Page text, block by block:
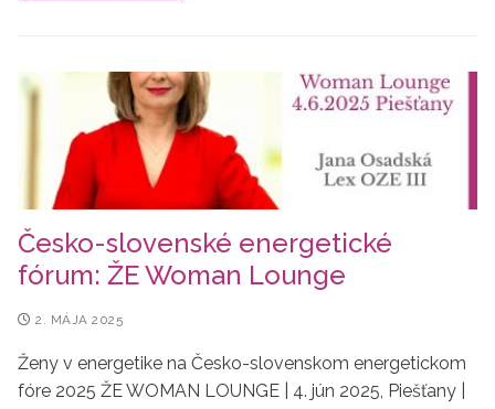
Česko-slovenské energetické
fórum: ŽE Woman Lounge
2. MÁJA 2025
Ženy v energetike na Česko-slovenskom energetickom
fóre 2025 ŽE WOMAN LOUNGE | 4. jún 2025, Piešťany |